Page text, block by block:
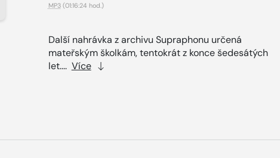
MP3(01:16:24 hod.)
Další nahrávka z archivu Supraphonu určená
mateřským školkám, tentokrát z konce šedesátých
let.... Více